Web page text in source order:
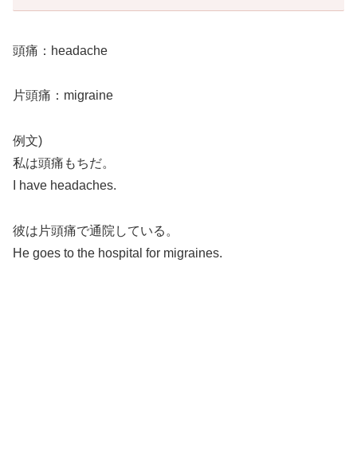
頭痛：headache
片頭痛：migraine
例文)
私は頭痛もちだ。
I have headaches.
彼は片頭痛で通院している。
He goes to the hospital for migraines.